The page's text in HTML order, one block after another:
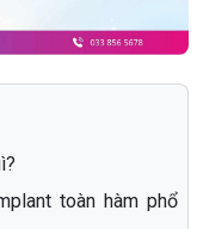
toàn hàm phổ